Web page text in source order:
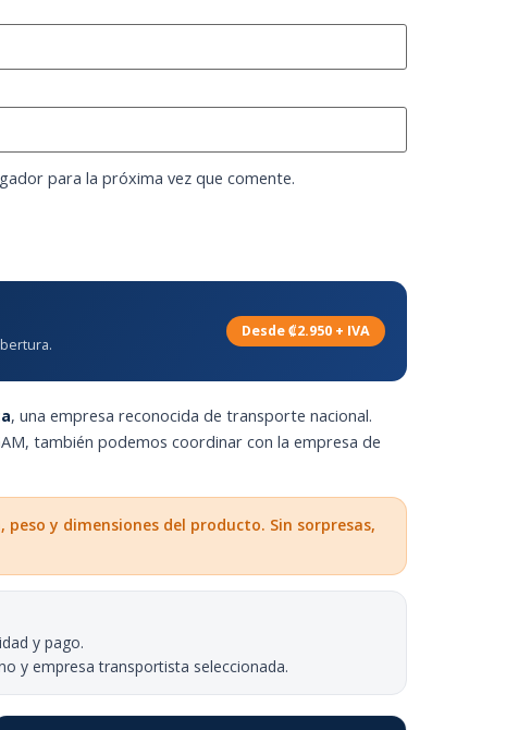
para la próxima vez que comente.
Desde ₡2.950 + IVA
, una empresa reconocida de transporte nacional.
también podemos coordinar con la empresa de
y dimensiones del producto. Sin sorpresas,
y pago.
y empresa transportista seleccionada.